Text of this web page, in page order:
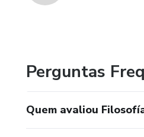
Perguntas
Quem avaliou